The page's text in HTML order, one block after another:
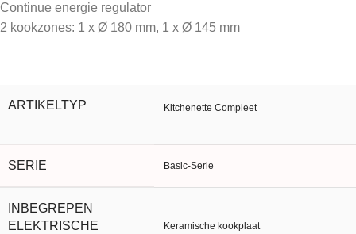
Continue energie regulator
2 kookzones: 1 x Ø 180 mm, 1 x Ø 145 mm
ARTIKELTYP Kitchenette Compleet
SERIE Basic-Serie
INBEGREPEN
ELEKTRISCHE
Keramische kookplaat